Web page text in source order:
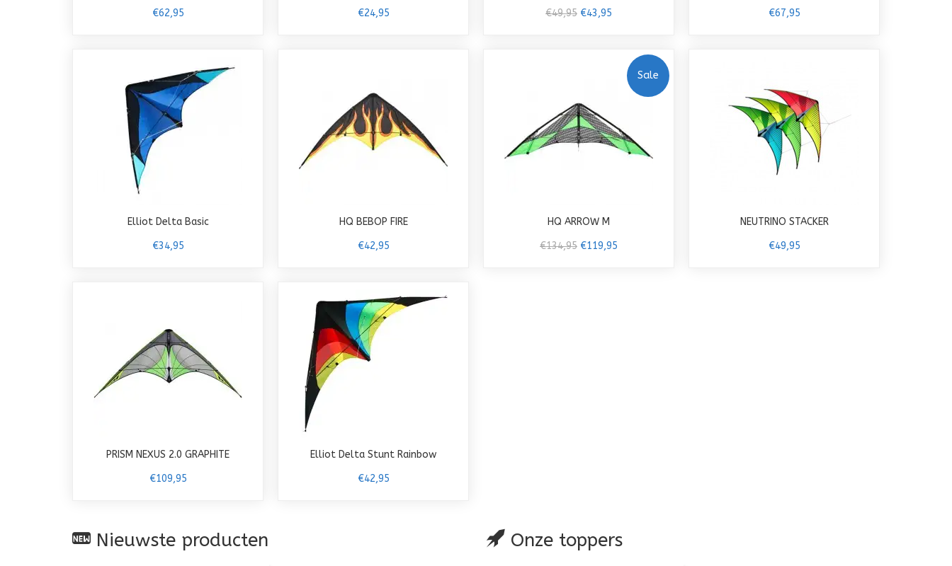
€62,95
€24,95
€49,95 €43,95
€67,95
Elliot Delta Basic
€34,95
HQ BEBOP FIRE
€42,95
Sale
HQ ARROW M
€134,95 €119,95
NEUTRINO STACKER
€49,95
PRISM NEXUS 2.0 GRAPHITE
€109,95
Elliot Delta Stunt Rainbow
€42,95
Nieuwste producten Onze toppers